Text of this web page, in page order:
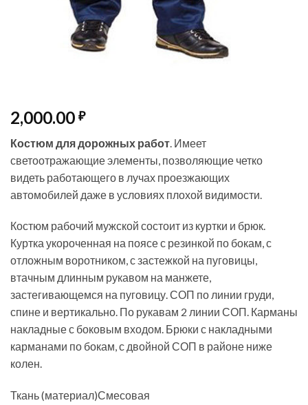
2,000.00 ₽
Костюм для дорожных работ . Имеет
светоотражающие элементы, позволяющие четко
видеть работающего в лучах проезжающих
автомобилей даже в условиях плохой видимости.
Костюм рабочий мужской состоит из куртки и брюк.
Куртка укороченная на поясе с резинкой по бокам, с
отложным воротником, с застежкой на пуговицы,
втачным длинным рукавом на манжете,
застегивающемся на пуговицу. СОП по линии груди,
спине и вертикально. По рукавам 2 линии СОП. Карманы
накладные с боковым входом. Брюки с накладными
карманами по бокам, с двойной СОП в районе ниже
колен.
Ткань (материал)Смесовая